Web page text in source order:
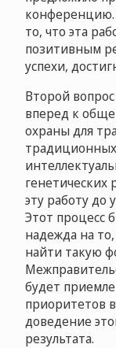
конференцию.
то, что эта
позитивным
успехи,
Второй
вперед к
охраны для
генетических
эту работу до
Этот процесс
надежда на
найти такую
будет
приоритетов
доведение
результата.